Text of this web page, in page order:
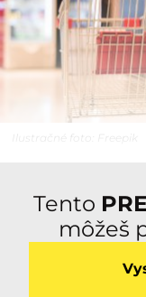
Ilustračné foto: Freepik
Tento
môžeš